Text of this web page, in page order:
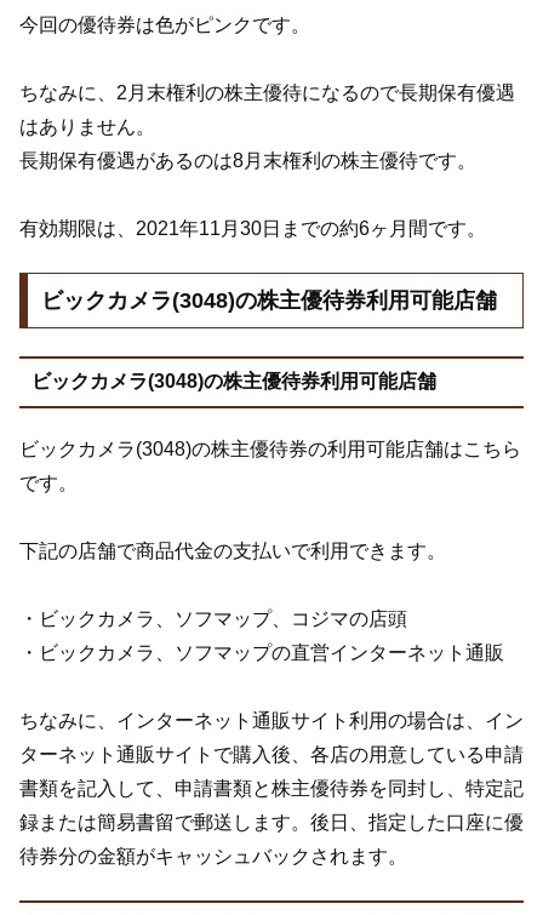
今回の優待券は色がピンクです。
ちなみに、2月末権利の株主優待になるので長期保有優遇
はありません。
長期保有優遇があるのは8月末権利の株主優待です。
有効期限は、2021年11月30日までの約6ヶ月間です。
ビックカメラ(3048)の株主優待券利用可能店舗
ビックカメラ(3048)の株主優待券利用可能店舗
ビックカメラ(3048)の株主優待券の利用可能店舗はこちら
です。
下記の店舗で商品代金の支払いで利用できます。
・ビックカメラ、ソフマップ、コジマの店頭
・ビックカメラ、ソフマップの直営インターネット通販
ちなみに、インターネット通販サイト利用の場合は、イン
ターネット通販サイトで購入後、各店の用意している申請
書類を記入して、申請書類と株主優待券を同封し、特定記
録または簡易書留で郵送します。後日、指定した口座に優
待券分の金額がキャッシュバックされます。